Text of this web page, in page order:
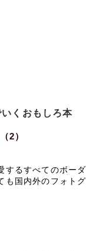
くおもしろ本
（2）
するすべてのボー
も国内外のフォト